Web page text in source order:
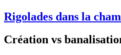
Rigolades dans la
Création vs